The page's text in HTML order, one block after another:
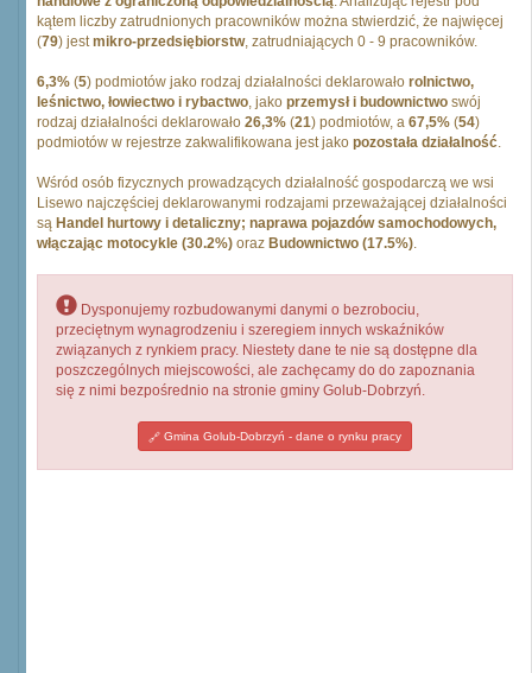
kątem liczby zatrudnionych pracowników można stwierdzić, że najwięcej
(79) jestmikro-przedsiębiorstw, zatrudniających 0 - 9 pracowników.
6,3% (5) podmiotów jako rodzaj działalności deklarowało rolnictwo,
leśnictwo, łowiectwo i rybactwo, jako przemysł i budownictwo swój
rodzaj działalności deklarowało 26,3% (21) podmiotów, a 67,5% (54)
podmiotów w rejestrze zakwalifikowana jest jako pozostała działalność.
Wśród osób fizycznych prowadzących działalność gospodarczą we wsi
Lisewo najczęściej deklarowanymi rodzajami przeważającej działalności
są Handel hurtowy i detaliczny; naprawa pojazdów samochodowych,
włączając motocykle (30.2%) oraz Budownictwo (17.5%).
Dysponujemy rozbudowanymi danymi o bezrobociu,
przeciętnym wynagrodzeniu i szeregiem innych wskaźników
związanych z rynkiem pracy. Niestety dane te nie są dostępne dla
poszczególnych miejscowości, ale zachęcamy do do zapoznania
się z nimi bezpośrednio na stronie gminy Golub-Dobrzyń.
Gmina Golub-Dobrzyń - dane o rynku pracy